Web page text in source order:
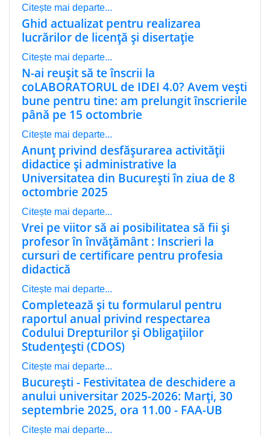
Citește mai departe...
Ghid actualizat pentru realizarea
lucrărilor de licență și disertație
Citește mai departe...
N-ai reușit să te înscrii la
coLABORATORUL de IDEI 4.0? Avem vești
bune pentru tine: am prelungit înscrierile
până pe 15 octombrie
Citește mai departe...
Anunț privind desfășurarea activității
didactice și administrative la
Universitatea din București în ziua de 8
octombrie 2025
Citește mai departe...
Vrei pe viitor să ai posibilitatea să fii și
profesor în învățământ : Inscrieri la
cursuri de certificare pentru profesia
didactică
Citește mai departe...
Completează și tu formularul pentru
raportul anual privind respectarea
Codului Drepturilor și Obligațiilor
Studențești (CDOS)
Citește mai departe...
București - Festivitatea de deschidere a
anului universitar 2025-2026: Marți, 30
septembrie 2025, ora 11.00 - FAA-UB
Citește mai departe...